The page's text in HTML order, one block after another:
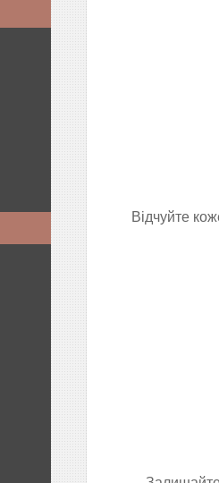
Відчуйте